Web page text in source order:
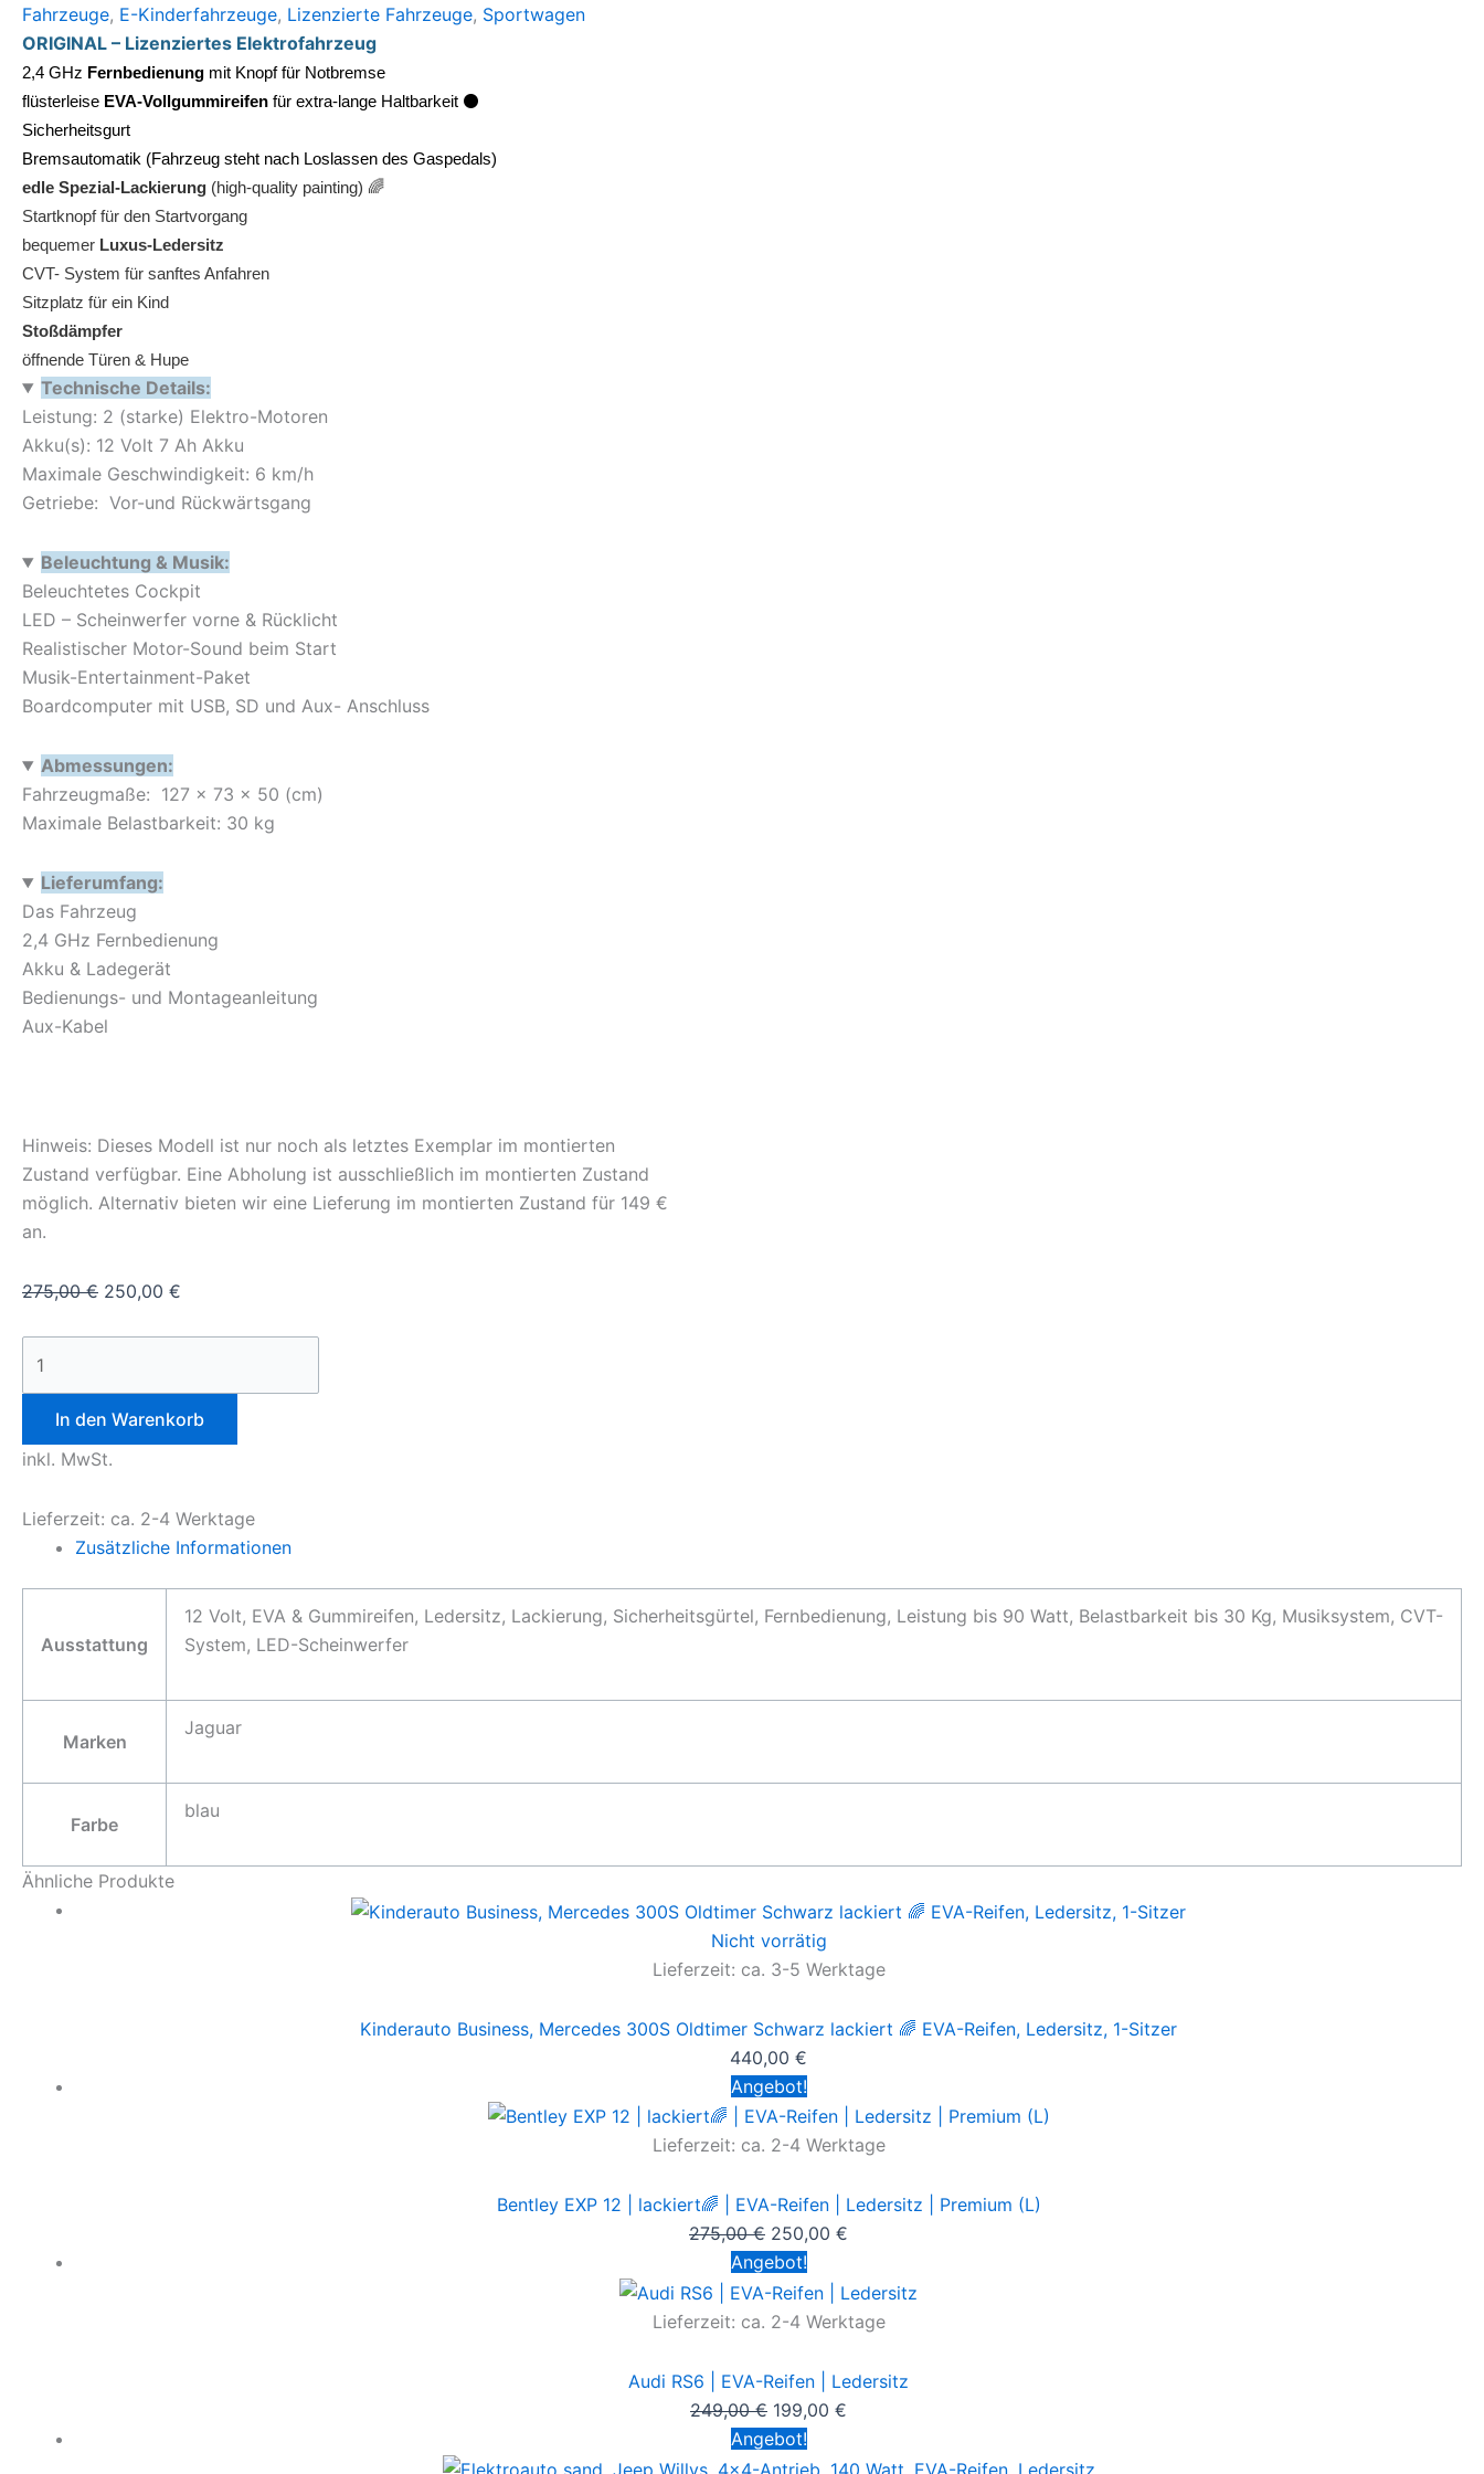
Fahrzeuge, E-Kinderfahrzeuge, Lizenzierte Fahrzeuge, Sportwagen
ORIGINAL – Lizenziertes Elektrofahrzeug
2,4 GHz Fernbedienung mit Knopf für Notbremse
flüsterleise EVA-Vollgummireifen für extra-lange Haltbarkeit ⚫
Sicherheitsgurt
Bremsautomatik (Fahrzeug steht nach Loslassen des Gaspedals)
edle Spezial-Lackierung (high-quality painting) 🌈
Startknopf für den Startvorgang
bequemer Luxus-Ledersitz
CVT- System für sanftes Anfahren
Sitzplatz für ein Kind
Stoßdämpfer
öffnende Türen & Hupe
Technische Details:
Leistung: 2 (starke) Elektro-Motoren
Akku(s): 12 Volt 7 Ah Akku
Maximale Geschwindigkeit: 6 km/h
Getriebe: Vor-und Rückwärtsgang
Beleuchtung & Musik:
Beleuchtetes Cockpit
LED – Scheinwerfer vorne & Rücklicht
Realistischer Motor-Sound beim Start
Musik-Entertainment-Paket
Boardcomputer mit USB, SD und Aux- Anschluss
Abmessungen:
Fahrzeugmaße: 127 x 73 x 50 (cm)
Maximale Belastbarkeit: 30 kg
Lieferumfang:
Das Fahrzeug
2,4 GHz Fernbedienung
Akku & Ladegerät
Bedienungs- und Montageanleitung
Aux-Kabel
Hinweis: Dieses Modell ist nur noch als letztes Exemplar im montierten
Zustand verfügbar. Eine Abholung ist ausschließlich im montierten Zustand
möglich. Alternativ bieten wir eine Lieferung im montierten Zustand für 149 €
an.
275,00€ 250,00 €
In den Warenkorb
inkl. MwSt.
Lieferzeit: ca. 2-4 Werktage
Zusätzliche Informationen
Ausstattung
12 Volt, EVA & Gummireifen, Ledersitz, Lackierung, Sicherheitsgürtel, Fernbedienung, Leistung bis 90 Watt, Belastbarkeit bis 30 Kg, Musiksystem, CVT-
System, LED-Scheinwerfer
Marken
Jaguar
Farbe
blau
Ähnliche Produkte
Nicht vorrätig
Lieferzeit: ca. 3-5 Werktage
Kinderauto Business, Mercedes 300S Oldtimer Schwarz lackiert 🌈 EVA-Reifen, Ledersitz, 1-Sitzer
440,00 €
Angebot!
Lieferzeit: ca. 2-4 Werktage
Bentley EXP 12 | lackiert🌈 | EVA-Reifen | Ledersitz | Premium (L)
275,00€ 250,00 €
Angebot!
Lieferzeit: ca. 2-4 Werktage
Audi RS6 | EVA-Reifen | Ledersitz
249,00€ 199,00 €
Angebot!